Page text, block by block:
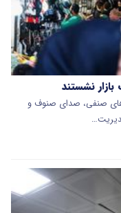
نشستند
صنفی، صدای صنوف و